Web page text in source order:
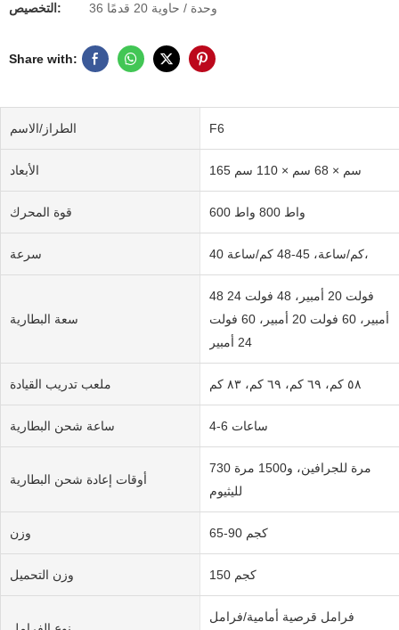
التخصيص: 36 وحدة / حاوية 20 قدمًا
Share with:
الطراز/الاسم F6
الأبعاد 165 سم × 68 سم × 110 سم
قوة المحرك 600 واط 800 واط
سرعة 40 كم/ساعة، 45-48 كم/ساعة،
سعة البطارية
48 فولت 20 أمبير، 48 فولت 24
أمبير، 60 فولت 20 أمبير، 60 فولت
24 أمبير
ملعب تدريب القيادة ٥٨ كم، ٦٩ كم، ٦٩ كم، ٨٣ كم
ساعة شحن البطارية 4-6 ساعات
أوقات إعادة شحن البطارية
730 مرة للجرافين، و1500 مرة
لليثيوم
وزن 65-90 كجم
وزن التحميل 150 كجم
فرامل قرصية أمامية/فرامل